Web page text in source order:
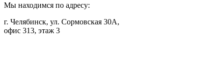
Мы находимся по адресу:
г. Челябинск, ул. Сормовская 30А,
офис 313, этаж 3